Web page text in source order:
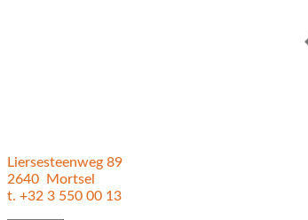
Liersesteenweg 89
2640 Mortsel
t. +32 3 550 00 13